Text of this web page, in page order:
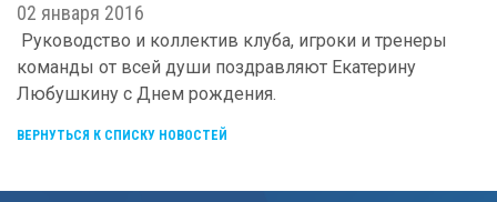
02 января 2016
Руководство и коллектив клуба, игроки и тренеры
команды от всей души поздравляют Екатерину
Любушкину с Днем рождения.
ВЕРНУТЬСЯ К СПИСКУ НОВОСТЕЙ